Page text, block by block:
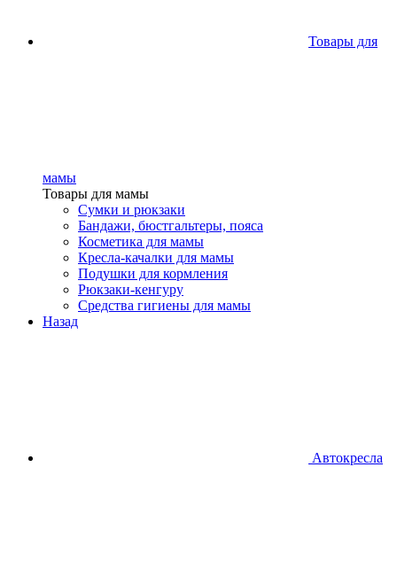
Товары для
мамы
Товары для мамы
Сумки и рюкзаки
Бандажи, бюстгальтеры, пояса
Косметика для мамы
Кресла-качалки для мамы
Подушки для кормления
Рюкзаки-кенгуру
Средства гигиены для мамы
Назад
Автокресла